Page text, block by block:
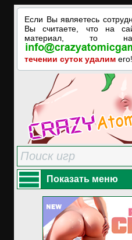
Если Вы являетесь
Вы считаете, что на
материал, то
течении суток удалим его!
Показать меню